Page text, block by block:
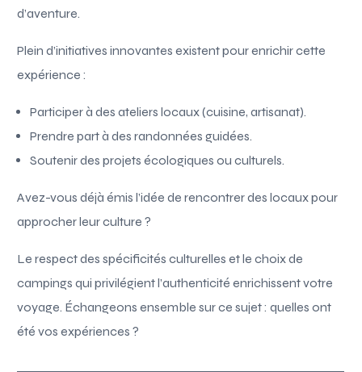
d’aventure.
Plein d’initiatives innovantes existent pour enrichir cette
expérience :
Participer à des ateliers locaux (cuisine, artisanat).
Prendre part à des randonnées guidées.
Soutenir des projets écologiques ou culturels.
Avez-vous déjà émis l’idée de rencontrer des locaux pour
approcher leur culture ?
Le respect des spécificités culturelles et le choix de
campings qui privilégient l’authenticité enrichissent votre
voyage. Échangeons ensemble sur ce sujet : quelles ont
été vos expériences ?